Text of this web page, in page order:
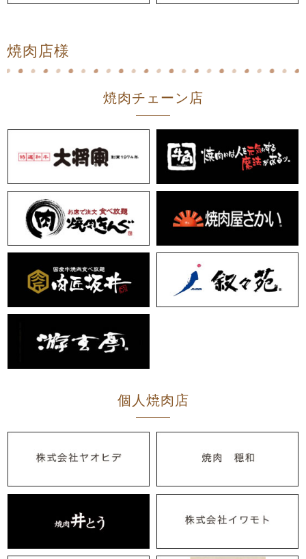
焼肉店様
焼肉チェーン店
個人焼肉店